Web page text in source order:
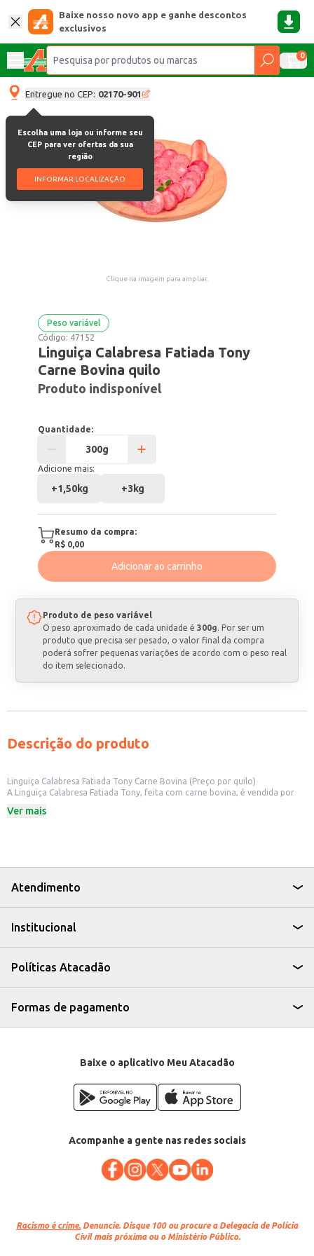
Baixe nosso novo app e ganhe descontos
exclusivos
0
Entregue no CEP: 02170-901
Escolha uma loja ou informe seu
CEP para ver ofertas da sua
região
INFORMAR LOCALIZAÇÃO
Clique na imagem para ampliar.
Peso variável
Código: 47152
Linguiça Calabresa Fatiada Tony
Carne Bovina quilo
Produto indisponível
Quantidade:
Adicione mais:
+1,50kg +3kg
Resumo da compra:
R$ 0,00
Adicionar ao carrinho
Produto de peso variável
O peso aproximado de cada unidade é 300g. Por ser um
produto que precisa ser pesado, o valor final da compra
poderá sofrer pequenas variações de acordo com o peso real
do item selecionado.
Descrição do produto
Linguiça Calabresa Fatiada Tony Carne Bovina (Preço por quilo)
A Linguiça Calabresa Fatiada Tony, feita com carne bovina, é vendida por
estabelecimentos. Ideal para o preparo rápido de lanches, pizzas,
Ideal para uso em lanchonetes, restaurantes e outros estabelecimentos
comerciais.
Facilita o preparo de diversos pratos, como pizzas e sanduíches.
Dicas de Uso:
visual.
Adicione às pizzas para um sabor tradicional e irresistível.
Incorpore em receitas de massas, como o tradicional macarrão à calabresa.
opção eficiente para quem busca qualidade e agilidade no preparo de
diversas receitas. Sua apresentação fatiada otimiza o tempo de preparo,
tornando-se uma escolha inteligente para estabelecimentos comerciais que
Ver mais
Atendimento
Institucional
Políticas Atacadão
Formas de pagamento
Baixe o aplicativo Meu Atacadão
Acompanhe a gente nas redes sociais
Racismo é crime. Denuncie. Disque 100 ou procure a Delegacia de Polícia
Civil mais próxima ou o Ministério Público.